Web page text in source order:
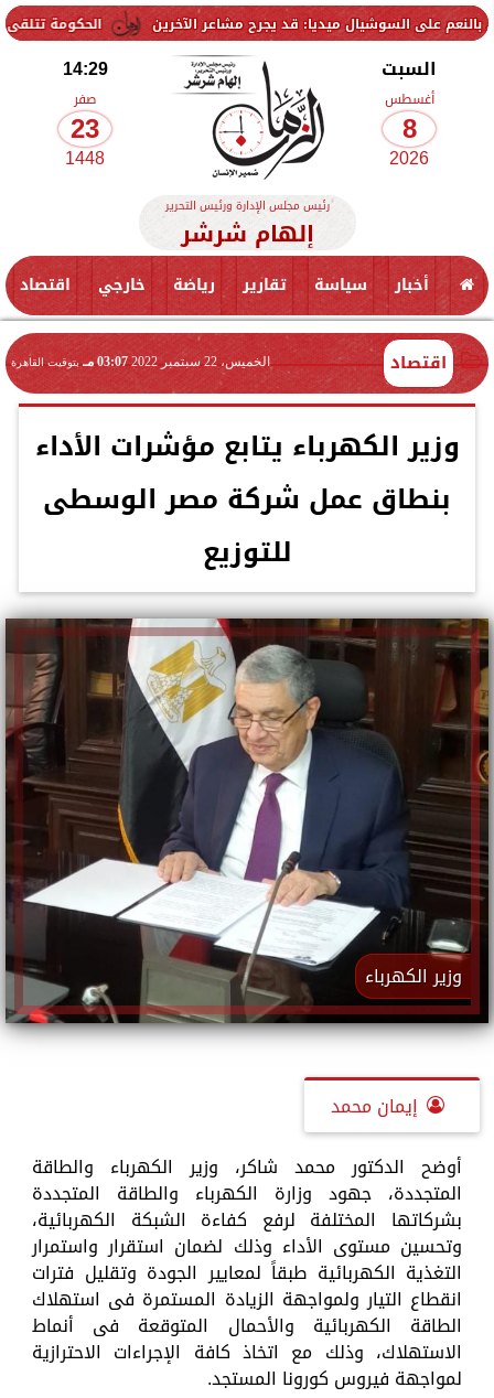
الحكومة تتلقى 229 ألف شكوى وطلب واستفسار خلال يوليو.. ومدبولي يوجه بسرعة الاستجابة للمواطنين ميديا: قد يجرح مشاعر الآخرين
السبت
أغسطس
8
2026
14:29
صفر
23
1448
رئيس مجلس الإدارة ورئيس التحرير
إلهام شرشر
أخبار سياسة تقارير رياضة خارجي اقتصاد
اقتصاد الخميس، 22 سبتمبر 2022 03:07 مـ بتوقيت القاهرة
وزير الكهرباء يتابع مؤشرات الأداء
بنطاق عمل شركة مصر الوسطى
للتوزيع
وزير الكهرباء
إيمان محمد
أوضح الدكتور محمد شاكر، وزير الكهرباء والطاقة
المتجددة، جهود وزارة الكهرباء والطاقة المتجددة
بشركاتها المختلفة لرفع كفاءة الشبكة الكهربائية،
وتحسين مستوى الأداء وذلك لضمان استقرار واستمرار
التغذية الكهربائية طبقاً لمعايير الجودة وتقليل فترات
انقطاع التيار ولمواجهة الزيادة المستمرة فى استهلاك
الطاقة الكهربائية والأحمال المتوقعة فى أنماط
الاستهلاك، وذلك مع اتخاذ كافة الإجراءات الاحترازية
لمواجهة فيروس كورونا المستجد.